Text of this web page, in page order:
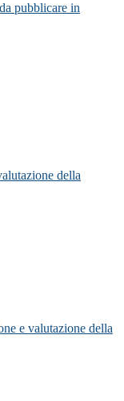
pubblicare in
della
e valutazione della